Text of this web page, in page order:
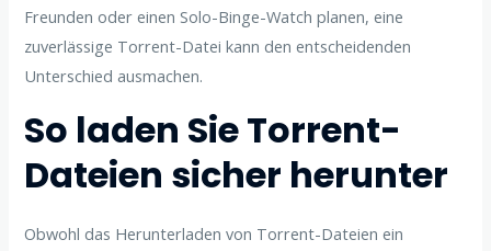
Freunden oder einen Solo-Binge-Watch planen, eine
zuverlässige Torrent-Datei kann den entscheidenden
Unterschied ausmachen.
So laden Sie Torrent-
Dateien sicher herunter
Obwohl das Herunterladen von Torrent-Dateien ein